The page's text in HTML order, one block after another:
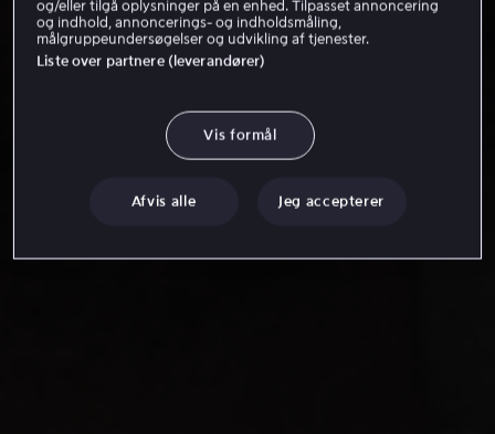
og/eller tilgå oplysninger på en enhed. Tilpasset annoncering
og indhold, annoncerings- og indholdsmåling,
målgruppeundersøgelser og udvikling af tjenester.
Liste over partnere (leverandører)
Vis formål
Afvis alle Jeg accepterer